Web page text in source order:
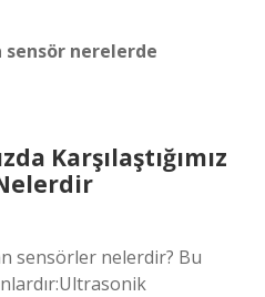
nerelerde
Karşılaştığımız
sensörler nelerdir? Bu